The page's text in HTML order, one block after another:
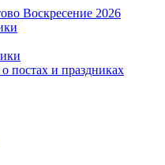
Воскресение 2026
постах и праздниках